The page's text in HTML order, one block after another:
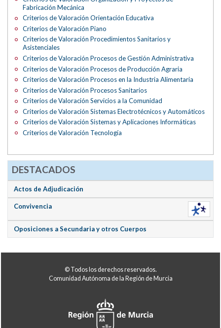
Fabricación Mecánica
Criterios de Valoración Orientación Educativa
Criterios de Valoración Piano
Criterios de Valoración Procedimientos Sanitarios y
Asistenciales
Criterios de Valoración Procesos de Gestión Administrativa
Criterios de Valoración Procesos de Producción Agraria
Criterios de Valoración Procesos en la Industria Alimentaria
Criterios de Valoración Procesos Sanitarios
Criterios de Valoración Servicios a la Comunidad
Criterios de Valoración Sistemas Electrotécnicos y Automáticos
Criterios de Valoración Sistemas y Aplicaciones Informáticas
Criterios de Valoración Tecnología
DESTACADOS
Actos de Adjudicación
Convivencia
Oposiciones a Secundaria y otros Cuerpos
© Todos los derechos reservados.
Comunidad Autónoma de la Región de Murcia